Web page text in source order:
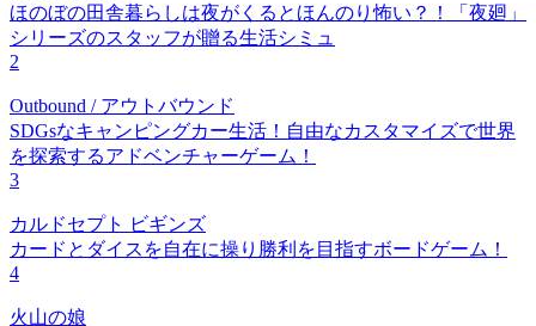
ほのぼの田舎暮らしは夜がくるとほんのり怖い？！「夜廻」
シリーズのスタッフが贈る生活シミュ
2
Outbound / アウトバウンド
SDGsなキャンピングカー生活！自由なカスタマイズで世界
を探索するアドベンチャーゲーム！
3
カルドセプト ビギンズ
カードとダイスを自在に操り勝利を目指すボードゲーム！
4
火山の娘